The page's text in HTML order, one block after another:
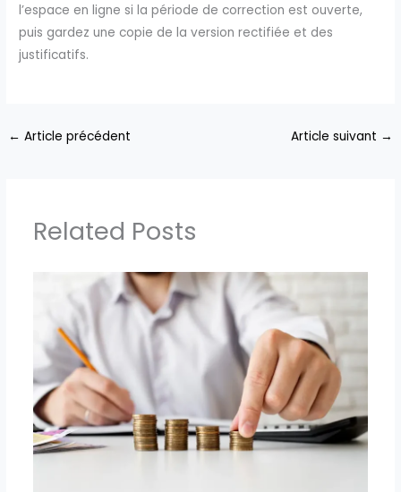
l’espace en ligne si la période de correction est ouverte,
puis gardez une copie de la version rectifiée et des
justificatifs.
← Article précédent Article suivant →
Related Posts